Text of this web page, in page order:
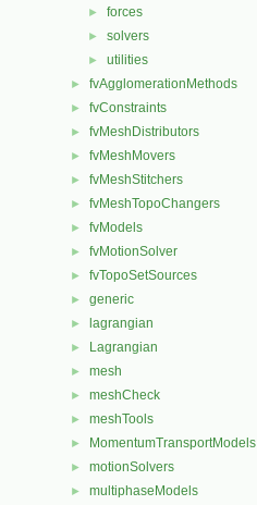
► forces
► solvers
► utilities
► fvAgglomerationMethods
► fvConstraints
► fvMeshDistributors
► fvMeshMovers
► fvMeshStitchers
► fvMeshTopoChangers
► fvModels
► fvMotionSolver
► fvTopoSetSources
► generic
► lagrangian
► Lagrangian
► mesh
► meshCheck
► meshTools
► MomentumTransportModels
► motionSolvers
► multiphaseModels